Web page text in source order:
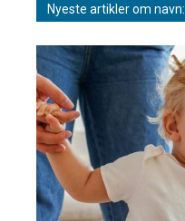
Nyeste artikler om navn: